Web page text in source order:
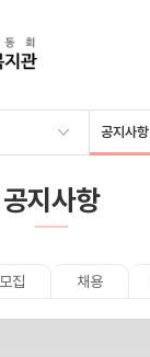
공지사항
공지사항
모집 채용